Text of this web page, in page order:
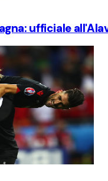
ufficiale